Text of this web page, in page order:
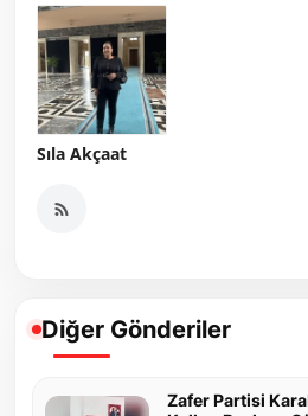
Sıla Akçaat
Diğer Gönderiler
Zafer Partisi